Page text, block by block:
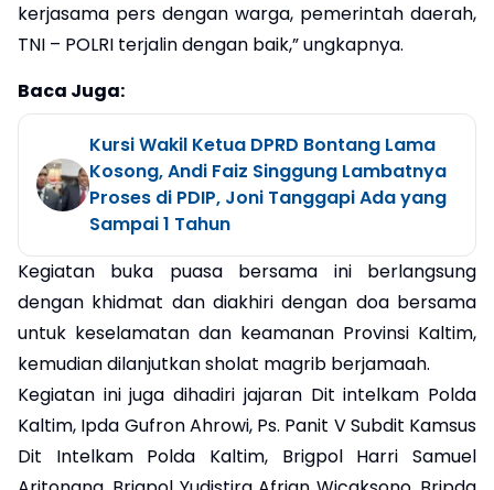
kerjasama pers dengan warga, pemerintah daerah,
TNI – POLRI terjalin dengan baik,” ungkapnya.
Baca Juga:
Kursi Wakil Ketua DPRD Bontang Lama
Kosong, Andi Faiz Singgung Lambatnya
Proses di PDIP, Joni Tanggapi Ada yang
Sampai 1 Tahun
Kegiatan buka puasa bersama ini berlangsung
dengan khidmat dan diakhiri dengan doa bersama
untuk keselamatan dan keamanan Provinsi Kaltim,
kemudian dilanjutkan sholat magrib berjamaah.
Kegiatan ini juga dihadiri jajaran Dit intelkam Polda
Kaltim, Ipda Gufron Ahrowi, Ps. Panit V Subdit Kamsus
Dit Intelkam Polda Kaltim, Brigpol Harri Samuel